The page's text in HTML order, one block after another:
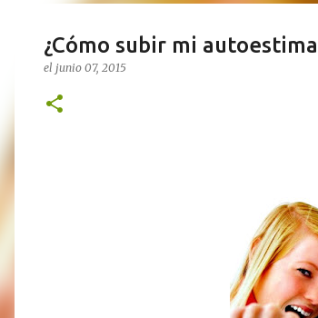
¿Cómo subir mi
el junio 07, 2015